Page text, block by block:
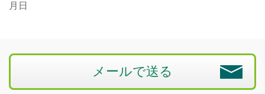
月日
メールで送る